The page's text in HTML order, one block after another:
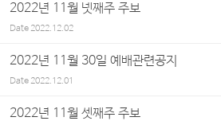
2022년 11월 넷째주 주보
Date2022.12.02
2022년 11월 30일 예배관련공지
Date2022.12.01
2022년 11월 셋째주 주보